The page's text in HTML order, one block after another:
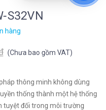
S32VN
hàng
(Chưa bao gồm VAT)
thông minh không dùng
thống thành một hệ thống
tuyệt đối trong môi trường